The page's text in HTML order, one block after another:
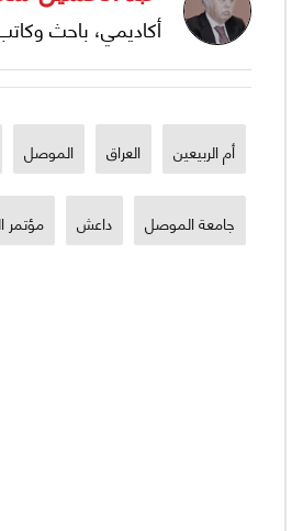
أكاديمي، باحث
أم الربيعين العراق الموصل
جامعة الموصل داعش